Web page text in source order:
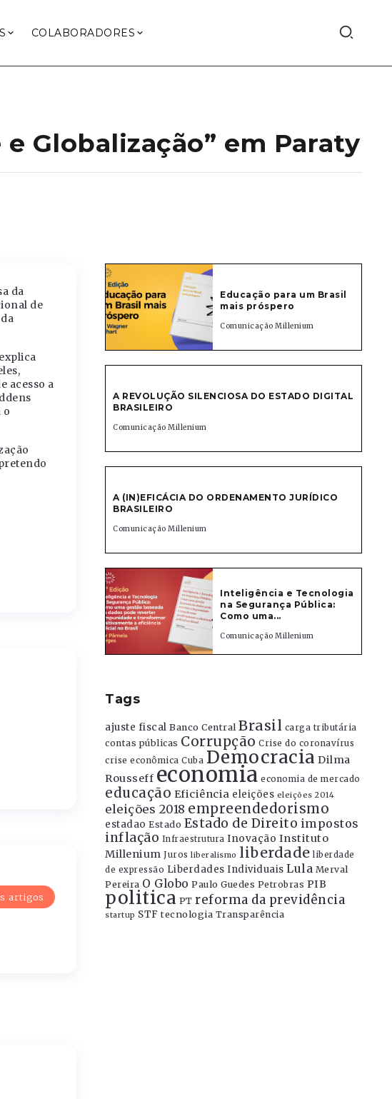
COLABORADORES
Globalização” em Paraty
da
de
acesso a
o
artigos
Educação para um Brasil
mais próspero
Comunicação Millenium
A REVOLUÇÃO SILENCIOSA DO ESTADO DIGITAL
BRASILEIRO
Comunicação Millenium
A (IN)EFICÁCIA DO ORDENAMENTO JURÍDICO
BRASILEIRO
Comunicação Millenium
Inteligência e Tecnologia
na Segurança Pública:
Como uma...
Comunicação Millenium
Tags
ajuste fiscal Banco Central Brasil carga tributária
contas públicas Corrupção Crise do coronavírus
crise econômica Cuba Democracia Dilma
Rousseff economia economia de mercado
educação Eficiência eleições eleições 2014
eleições 2018 empreendedorismo
estadao Estado Estado de Direito impostos
inflação Infraestrutura Inovação Instituto
Millenium Juros liberalismo liberdade liberdade
de expressão Liberdades Individuais Lula Merval
Pereira O Globo Paulo Guedes Petrobras PIB
politica PT reforma da previdência
startup STF tecnologia Transparência